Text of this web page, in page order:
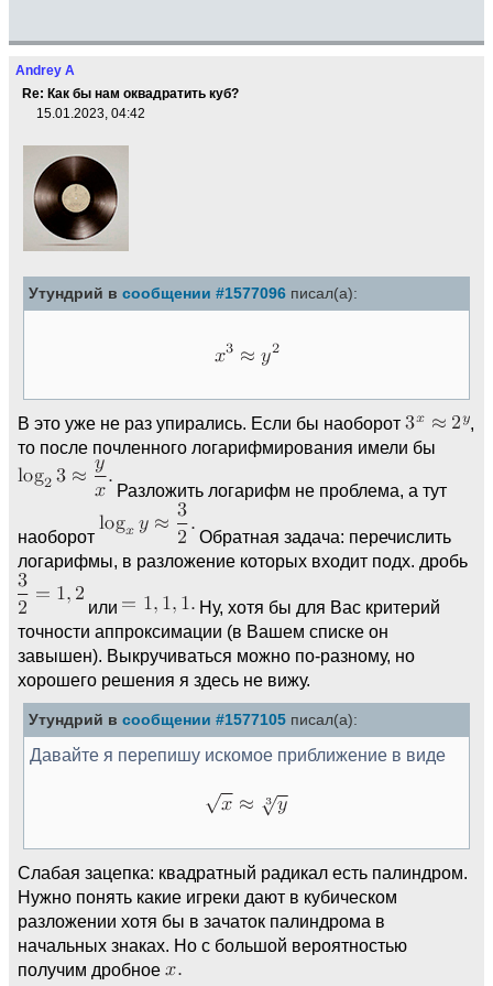
Andrey A
Re: Как бы нам оквадратить куб?
15.01.2023, 04:42
Утундрий в сообщении #1577096 писал(а):
В это уже не раз упирались. Если бы наоборот
то после почленного логарифмирования имели бы
Разложить логарифм не проблема, а тут
наоборот
Обратная задача: перечислить
логарифмы, в разложение которых входит подх. дробь
или
Ну, хотя бы для Вас критерий
точности аппроксимации (в Вашем списке он
завышен). Выкручиваться можно по-разному, но
хорошего решения я здесь не вижу.
Утундрий в сообщении #1577105 писал(а):
Давайте я перепишу искомое приближение в виде
Слабая зацепка: квадратный радикал есть палиндром.
Нужно понять какие игреки дают в кубическом
разложении хотя бы в зачаток палиндрома в
начальных знаках. Но с большой вероятностью
получим дробное